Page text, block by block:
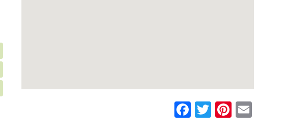
Facebook
TwitterPinterest